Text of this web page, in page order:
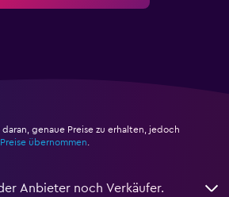
genaue Preise zu erhalten, jedoch
übernommen.
Anbieter noch Verkäufer.